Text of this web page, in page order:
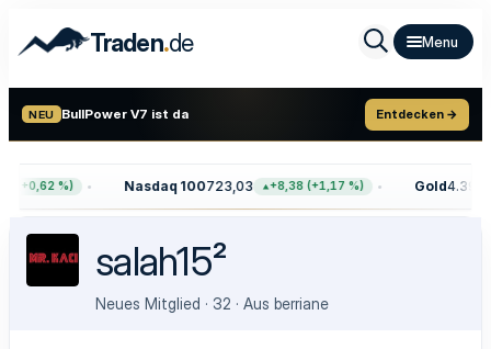
Traden.de
NEU BullPower V7 ist da Entdecken →
(+0,62 %) Nasdaq 100723,03 +8,38 (+1,17 %) Gold
salah15²
Neues Mitglied · 32 · Aus berriane